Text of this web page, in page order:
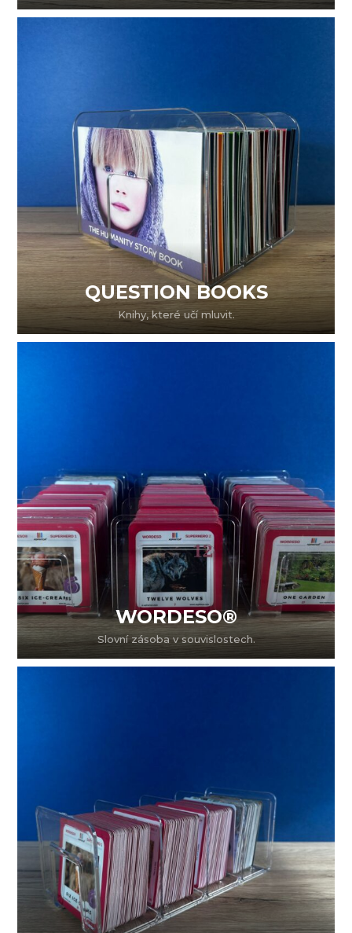
QUESTION BOOKS
Knihy, které učí mluvit.
WORDESO®
Slovní zásoba v souvislostech.